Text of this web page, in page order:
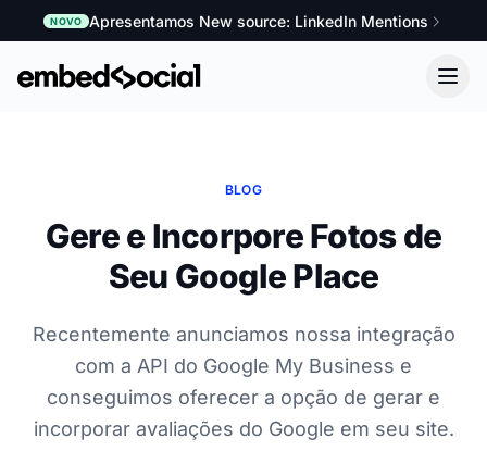
NOVO Apresentamos New source: LinkedIn Mentions
BLOG
Gere e Incorpore Fotos de
Seu Google Place
Recentemente anunciamos nossa integração
com a API do Google My Business e
conseguimos oferecer a opção de gerar e
incorporar avaliações do Google em seu site.